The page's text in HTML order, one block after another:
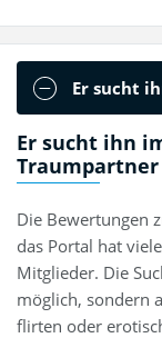
Er sucht
Er sucht ihn
Traumpartner
Die Bewertungen
das Portal hat
Mitglieder. Die
möglich, sondern
flirten oder